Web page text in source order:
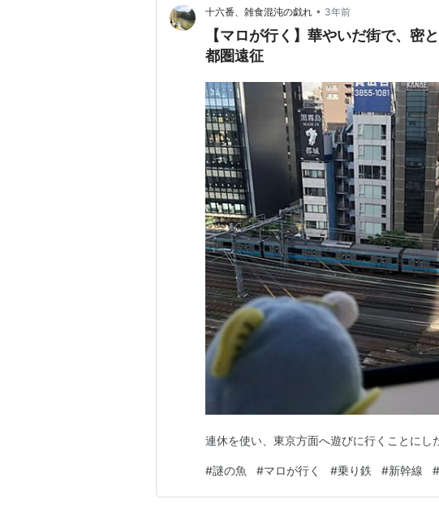
十六番、雑食混沌の戯れ • 3年前
【マロが行く】華やいだ街で、
都圏遠征
連休を使い、東京方面へ遊びに行くことにし
#謎の魚 #マロが行く #乗り鉄 #新幹線 #